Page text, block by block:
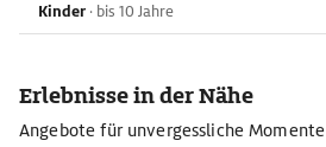
Kinder · bis 10 Jahre
Erlebnisse in der Nähe
Angebote für unvergessliche Momente